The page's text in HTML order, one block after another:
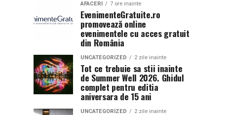
AFACERI 7 ore inainte
EvenimenteGratuite.ro
promovează online
evenimentele cu acces gratuit
din România
UNCATEGORIZED 2 zile inainte
Tot ce trebuie sa stii inainte
de Summer Well 2026. Ghidul
complet pentru editia
aniversara de 15 ani
UNCATEGORIZED 2 zile inainte